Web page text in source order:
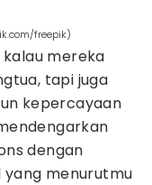
freepik)
mereka
tapi juga
kepercayaan
dengan
menurutmu